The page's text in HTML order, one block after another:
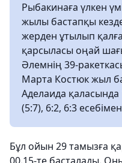
Рыбакинаға үлкен
жылы бастапқы
жерден ұтылып
қарсыласы оңай
Әлемнің 39-
Марта Костюк жыл
Аделаида
(5:7), 6:2, 6:3
Бұл ойын 29 тамызға